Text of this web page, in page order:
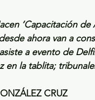
‘Capacitación de
ahora van a
a evento de
en la tablita;
CRUZ